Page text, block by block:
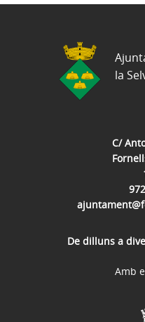
C/
De dilluns a
la
Amb